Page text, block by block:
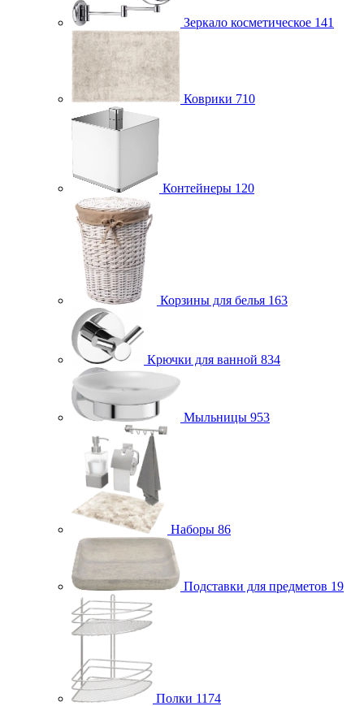
Зеркало косметическое 141
Коврики 710
Контейнеры 120
Корзины для белья 163
Крючки для ванной 834
Мыльницы 953
Наборы 86
Подставки для предметов 19
Полки 1174